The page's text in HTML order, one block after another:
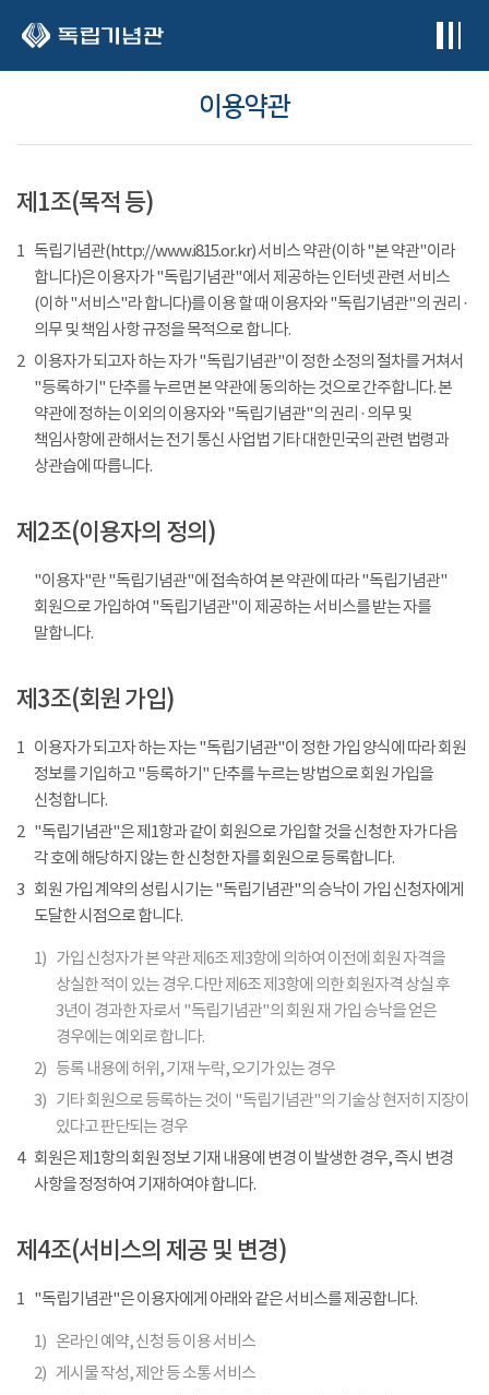
이용약관
제1조(목적 등)
1 독립기념관(http://www.i815.or.kr) 서비스 약관(이하 "본 약관"이라
합니다)은 이용자가 "독립기념관"에서 제공하는 인터넷 관련 서비스
(이하 "서비스"라 합니다)를 이용 할 때 이용자와 "독립기념관"의 권리 ·
의무 및 책임 사항 규정을 목적으로 합니다.
2 이용자가 되고자 하는 자가 "독립기념관"이 정한 소정의 절차를 거쳐서
"등록하기" 단추를 누르면 본 약관에 동의하는 것으로 간주합니다. 본
약관에 정하는 이외의 이용자와 "독립기념관"의 권리 · 의무 및
책임사항에 관해서는 전기 통신 사업법 기타 대한민국의 관련 법령과
상관습에 따릅니다.
제2조(이용자의 정의)
"이용자"란 "독립기념관"에 접속하여 본 약관에 따라 "독립기념관"
회원으로 가입하여 "독립기념관"이 제공하는 서비스를 받는 자를
말합니다.
제3조(회원 가입)
1 이용자가 되고자 하는 자는 "독립기념관"이 정한 가입 양식에 따라 회원
정보를 기입하고 "등록하기" 단추를 누르는 방법으로 회원 가입을
신청합니다.
2 "독립기념관"은 제1항과 같이 회원으로 가입할 것을 신청한 자가 다음
각 호에 해당하지 않는 한 신청한 자를 회원으로 등록합니다.
3 회원 가입 계약의 성립 시기는 "독립기념관"의 승낙이 가입 신청자에게
도달한 시점으로 합니다.
1) 가입 신청자가 본 약관 제6조 제3항에 의하여 이전에 회원 자격을
상실한 적이 있는 경우. 다만 제6조 제3항에 의한 회원자격 상실 후
3년이 경과한 자로서 "독립기념관"의 회원 재 가입 승낙을 얻은
경우에는 예외로 합니다.
2) 등록 내용에 허위, 기재 누락, 오기가 있는 경우
3) 기타 회원으로 등록하는 것이 "독립기념관"의 기술상 현저히 지장이
있다고 판단되는 경우
4
회원은 제1항의 회원 정보 기재 내용에 변경 이 발생한 경우, 즉시 변경
사항을 정정하여 기재하여야 합니다.
제4조(서비스의 제공 및 변경)
1 "독립기념관"은 이용자에게 아래와 같은 서비스를 제공합니다.
1) 온라인 예약, 신청 등 이용 서비스
2) 게시물 작성, 제안 등 소통 서비스